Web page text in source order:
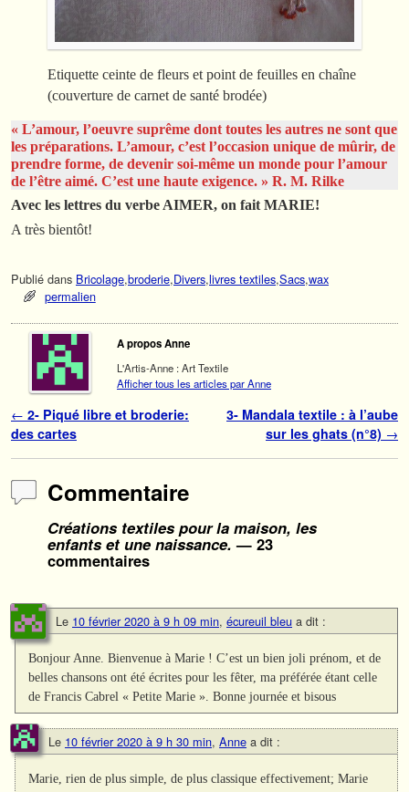
Etiquette ceinte de fleurs et point de feuilles en chaîne
(couverture de carnet de santé brodée)
« L’amour, l’oeuvre suprême dont toutes les autres ne sont que
les préparations. L’amour, c’est l’occasion unique de mûrir, de
prendre forme, de devenir soi-même un monde pour l’amour
de l’être aimé. C’est une haute exigence. » R. M. Rilke
Avec les lettres du verbe AIMER, on fait MARIE!
A très bientôt!
Publié dans Bricolage,broderie,Divers,livres textiles,Sacs,wax
permalien
A propos Anne
L'Artis-Anne : Art Textile
Afficher tous les articles par Anne
Navigation des articles
← 2- Piqué libre et broderie:
des cartes
3- Mandala textile : à l’aube
sur les ghats (n°8) →
Commentaire
Créations textiles pour la maison, les
enfants et une naissance. — 23
commentaires
Le 10 février 2020 à 9 h 09 min, écureuil bleu a dit :
Bonjour Anne. Bienvenue à Marie ! C’est un bien joli prénom, et de
belles chansons ont été écrites pour les fêter, ma préférée étant celle
de Francis Cabrel « Petite Marie ». Bonne journée et bisous
Le 10 février 2020 à 9 h 30 min, Anne a dit :
Marie, rien de plus simple, de plus classique effectivement; Marie